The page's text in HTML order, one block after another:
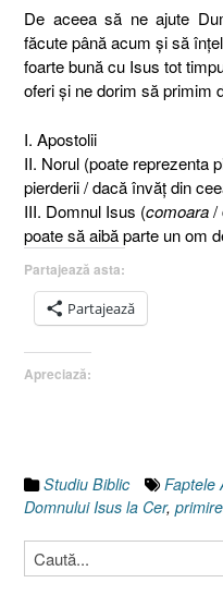
De aceea să ne ajute
făcute până acum şi să
foarte bună cu Isus tot
oferi şi ne dorim să primim
I. Apostolii
II. Norul (poate reprezenta
pierderii / dacă învăţ din
III. Domnul Isus (comoara/
poate să aibă parte un om
Partajează asta:
Partajează
Apreciază:
Studiu Biblic Faptele
Domnului Isus la Cer,